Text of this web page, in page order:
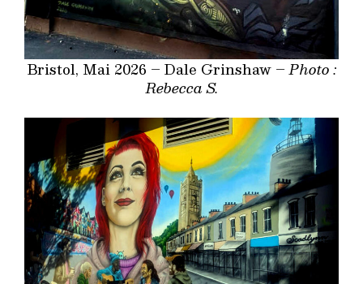
Bristol, Mai 2026 – Dale Grinshaw –Photo :
Rebecca S.